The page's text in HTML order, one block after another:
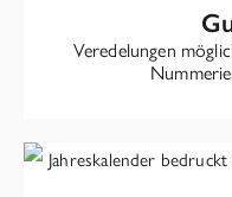
Veredelungen